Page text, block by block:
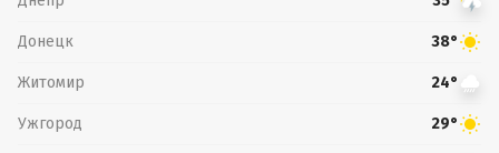
Донецк 38°
Житомир 24°
Ужгород 29°